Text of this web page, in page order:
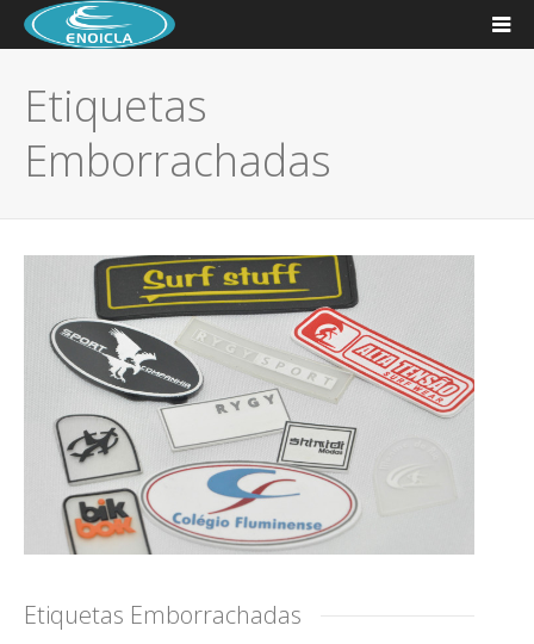
Etiquetas
Emborrachadas
Etiquetas Emborrachadas